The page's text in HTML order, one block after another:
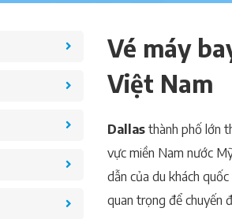
Vé máy
Việt Nam
Dallas thành phố lớn
vực miền Nam nước
dẫn của du khách
quan trọng để chuyến